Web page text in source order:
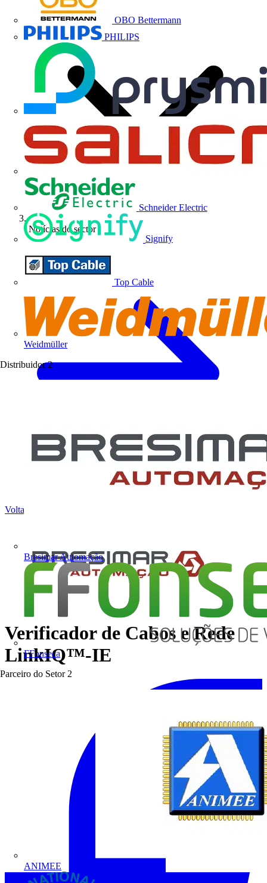
OBO Bettermann
PHILIPS
Schneider Electric
Signify
Top Cable
Weidmüller
Distribuidor 2
Bresimar Automação
FFonseca
Parceiro do Setor 2
ANIMEE
Notícias do sector
Voltar para Notícias
Verificador de Cabos e Rede
LinkIQ™-IE